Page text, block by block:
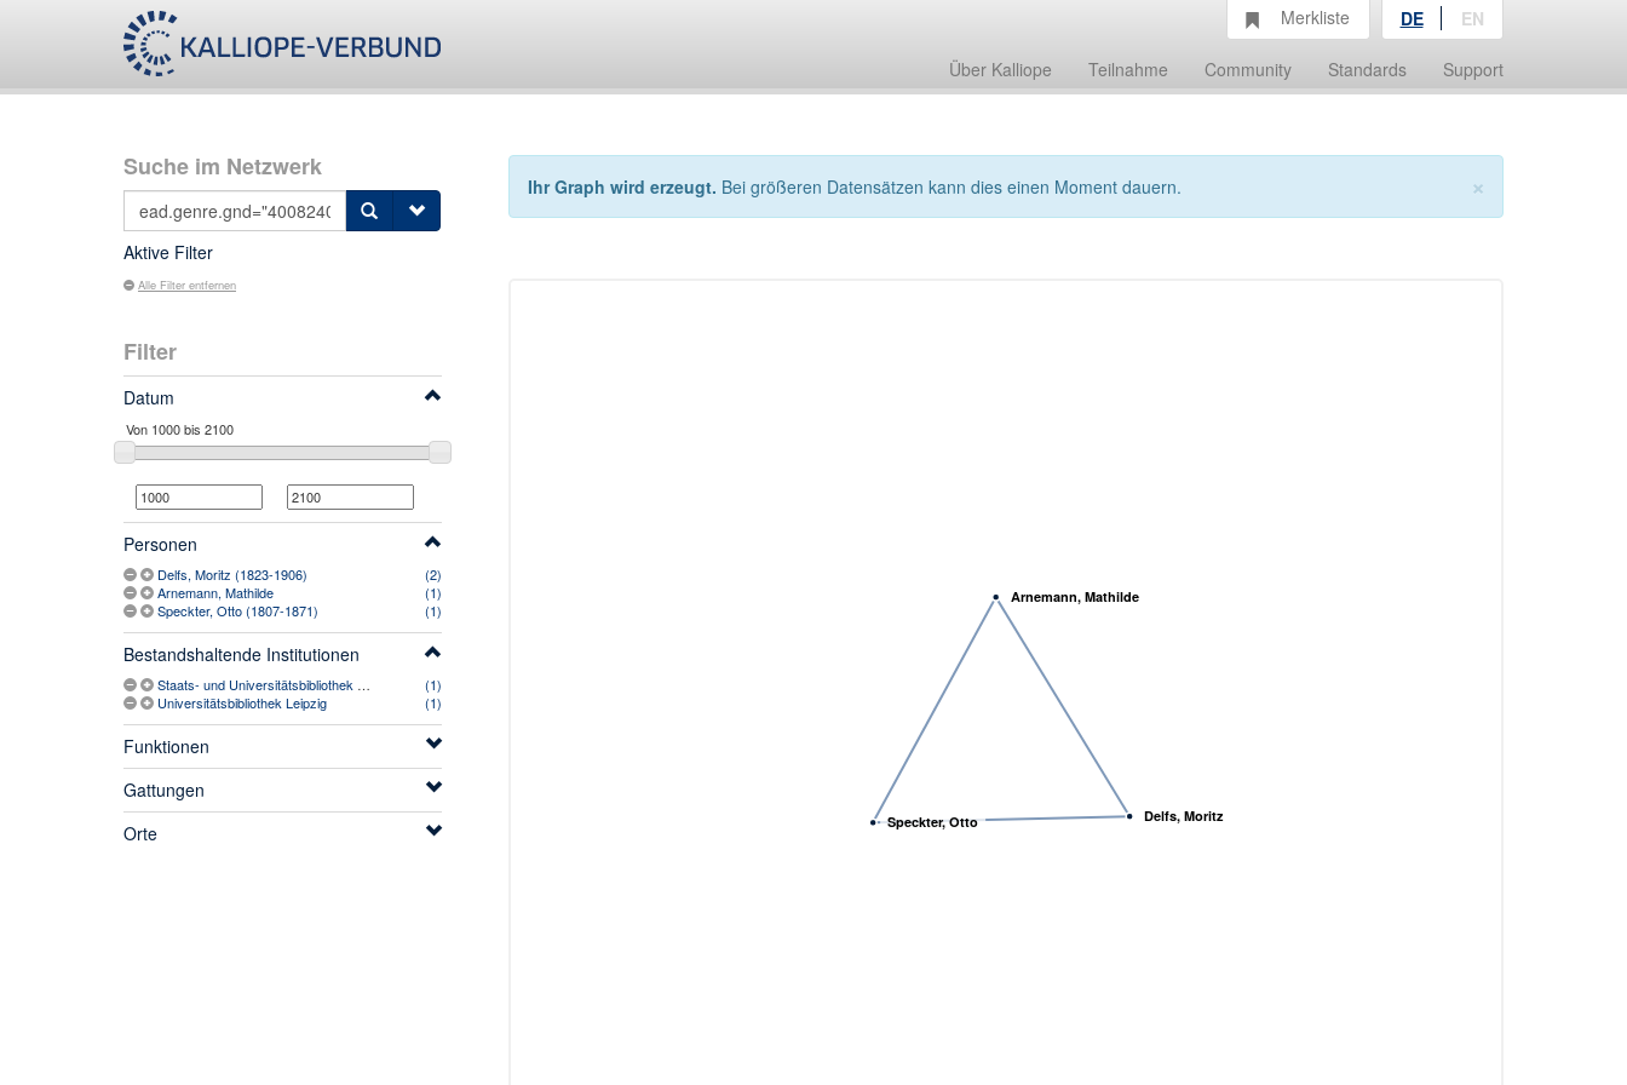
Über Kalliope Teilnahme Community Standards Support
Merkliste DE EN
Suche im Netzwerk
Aktive Filter
Alle Filter entfernen
Filter
Datum
Personen
Delfs, Moritz (1823-1906)
(2)
Arnemann, Mathilde
(1)
Speckter, Otto (1807-1871)
(1)
Bestandshaltende Institutionen
Staats- und Universitätsbibliothek Hamburg Carl von Ossietzky
(1)
Universitätsbibliothek Leipzig
(1)
Funktionen
Gattungen
Orte
×
Ihr Graph wird erzeugt. Bei größeren Datensätzen kann dies einen Moment dauern.
Delfs, Moritz
Arnemann, Mathilde
Speckter, Otto